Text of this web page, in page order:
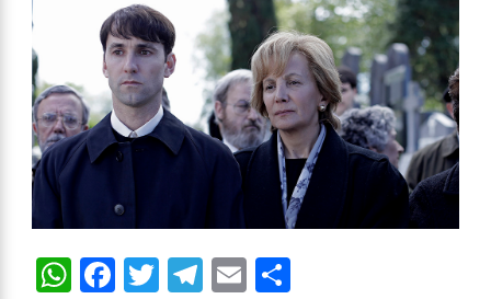
WhatsApp
Facebook
Twitter
Telegram
Email